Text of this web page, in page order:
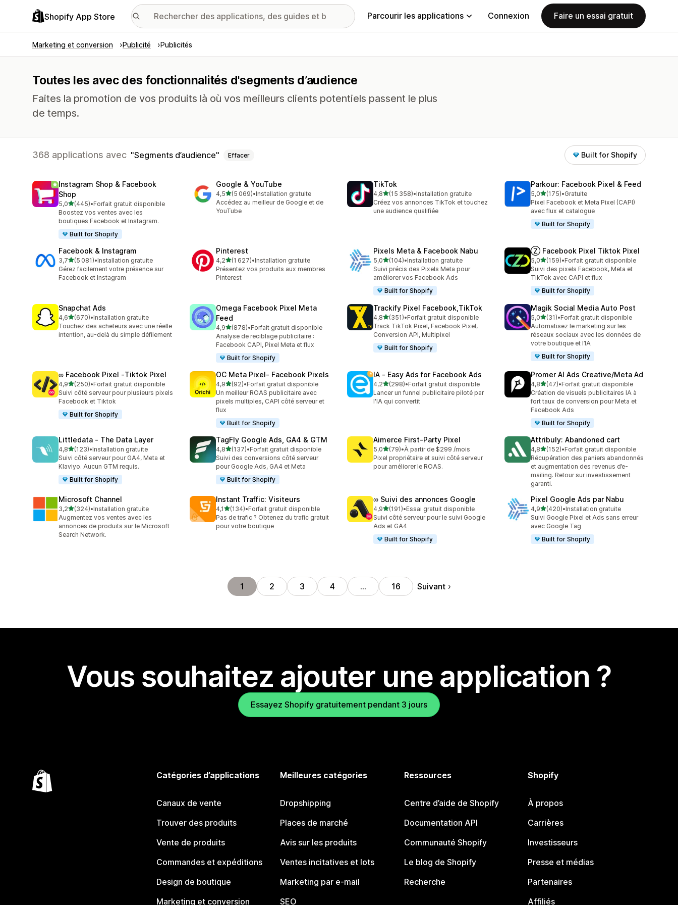
Shopify App Store Parcourir les applications Connexion Faire un essai gratuit
Marketing et conversion Publicité Publicités
Toutes les avec des fonctionnalités d'segments d’audience
Faites la promotion de vos produits là où vos meilleurs clients potentiels passent le plus
de temps.
368 applications avec Segments d’audience Effacer Built for Shopify
Instagram Shop & Facebook
Shop
5,0étoile(s) sur 5
(445)
445 avis au total
•Forfait gratuit disponible
Boostez vos ventes avec les
boutiques Facebook et Instagram.
Built for Shopify
Google & YouTube
4,5étoile(s) sur 5
(5 069)
5069 avis au total
•Installation gratuite
Accédez au meilleur de Google et de
YouTube
TikTok
4,8étoile(s) sur 5
(15 358)
15358 avis au total
•Installation gratuite
Créez vos annonces TikTok et touchez
une audience qualifiée
Parkour: Facebook Pixel & Feed
5,0étoile(s) sur 5
(175)
175 avis au total
•Gratuite
Pixel Facebook et Meta Pixel (CAPI)
avec flux et catalogue
Built for Shopify
Facebook & Instagram
3,7étoile(s) sur 5
(5 081)
5081 avis au total
•Installation gratuite
Gérez facilement votre présence sur
Facebook et Instagram
Pinterest
4,2étoile(s) sur 5
(1 627)
1627 avis au total
•Installation gratuite
Présentez vos produits aux membres
Pinterest
Pixels Meta & Facebook Nabu
5,0étoile(s) sur 5
(104)
104 avis au total
•Installation gratuite
Suivi précis des Pixels Meta pour
améliorer vos Facebook Ads
Built for Shopify
Ⓩ Facebook Pixel Tiktok Pixel
5,0étoile(s) sur 5
(159)
159 avis au total
•Forfait gratuit disponible
Suivi des pixels Facebook, Meta et
TikTok avec CAPI et flux
Built for Shopify
Snapchat Ads
4,6étoile(s) sur 5
(670)
670 avis au total
•Installation gratuite
Touchez des acheteurs avec une réelle
intention, au-delà du simple défilement
Omega Facebook Pixel Meta
Feed
4,9étoile(s) sur 5
(878)
878 avis au total
•Forfait gratuit disponible
Analyse de reciblage publicitaire :
Facebook CAPI, Pixel Meta et flux
Built for Shopify
Trackify Pixel Facebook,TikTok
4,8étoile(s) sur 5
(351)
351 avis au total
•Forfait gratuit disponible
Track TikTok Pixel, Facebook Pixel,
Conversion API, Multipixel
Built for Shopify
Magik Social Media Auto Post
5,0étoile(s) sur 5
(31)
31 avis au total
•Forfait gratuit disponible
Automatisez le marketing sur les
réseaux sociaux avec les données de
votre boutique et l’IA
Built for Shopify
∞ Facebook Pixel ‑Tiktok Pixel
4,9étoile(s) sur 5
(250)
250 avis au total
•Forfait gratuit disponible
Suivi côté serveur pour plusieurs pixels
Facebook et Tiktok
Built for Shopify
OC Meta Pixel‑ Facebook Pixels
4,9étoile(s) sur 5
(92)
92 avis au total
•Forfait gratuit disponible
Un meilleur ROAS publicitaire avec
pixels multiples, CAPI côté serveur et
flux
Built for Shopify
IA ‑ Easy Ads for Facebook Ads
4,2étoile(s) sur 5
(298)
298 avis au total
•Forfait gratuit disponible
Lancer un funnel publicitaire piloté par
l'IA qui convertit
Promer AI Ads Creative/Meta Ad
4,8étoile(s) sur 5
(47)
47 avis au total
•Forfait gratuit disponible
Création de visuels publicitaires IA à
fort taux de conversion pour Meta et
Facebook Ads
Built for Shopify
Littledata ‑ The Data Layer
4,8étoile(s) sur 5
(123)
123 avis au total
•Installation gratuite
Suivi côté serveur pour GA4, Meta et
Klaviyo. Aucun GTM requis.
Built for Shopify
TagFly Google Ads, GA4 & GTM
4,8étoile(s) sur 5
(137)
137 avis au total
•Forfait gratuit disponible
Suivi des conversions côté serveur
pour Google Ads, GA4 et Meta
Built for Shopify
Aimerce First‑Party Pixel
5,0étoile(s) sur 5
(79)
79 avis au total
•À partir de $299 /mois
Pixel propriétaire et suivi côté serveur
pour améliorer le ROAS.
Attribuly: Abandoned cart
4,8étoile(s) sur 5
(152)
152 avis au total
•Forfait gratuit disponible
Récupération des paniers abandonnés
et augmentation des revenus d’e-
mailing. Retour sur investissement
garanti.
Microsoft Channel
3,2étoile(s) sur 5
(324)
324 avis au total
•Installation gratuite
Augmentez vos ventes avec les
annonces de produits sur le Microsoft
Search Network.
Instant Traffic: Visiteurs
4,1étoile(s) sur 5
(134)
134 avis au total
•Forfait gratuit disponible
Pas de trafic ? Obtenez du trafic gratuit
pour votre boutique
∞ Suivi des annonces Google
4,9étoile(s) sur 5
(191)
191 avis au total
•Essai gratuit disponible
Suivi côté serveur pour le suivi Google
Ads et GA4
Built for Shopify
Pixel Google Ads par Nabu
4,9étoile(s) sur 5
(420)
420 avis au total
•Installation gratuite
Suivi Google Pixel et Ads sans erreur
avec Google Tag
Built for Shopify
1 2 3 4 … 16 Suivant
Vous souhaitez ajouter une application ?
Essayez Shopify gratuitement pendant 3 jours
Catégories d’applications
Canaux de vente
Trouver des produits
Vente de produits
Commandes et expéditions
Design de boutique
Marketing et conversion
Meilleures catégories
Dropshipping
Places de marché
Avis sur les produits
Ventes incitatives et lots
Marketing par e-mail
SEO
Ressources
Centre d’aide de Shopify
Documentation API
Communauté Shopify
Le blog de Shopify
Recherche
Shopify
À propos
Carrières
Investisseurs
Presse et médias
Partenaires
Affiliés